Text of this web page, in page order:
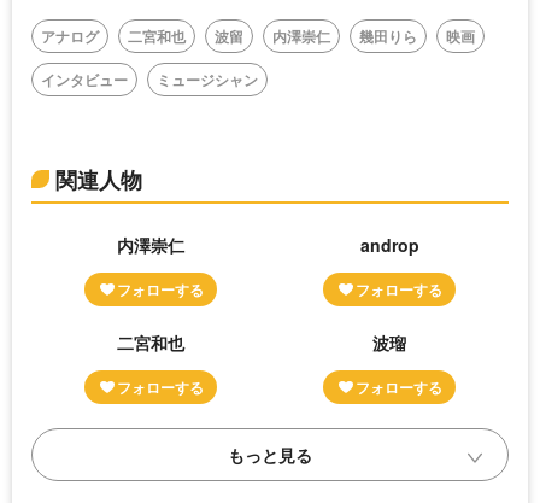
アナログ 二宮和也 波留 内澤崇仁 幾田りら
映画
インタビュー
ミュージシャン
関連人物
内澤崇仁 androp
二宮和也 波瑠